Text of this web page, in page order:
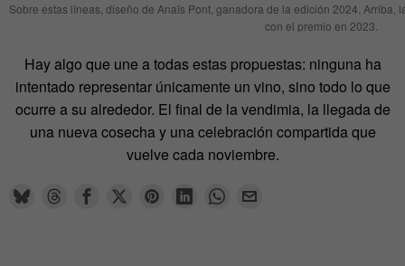
Sobre estas líneas, diseño de Anaïs Pont, ganadora de la edición 2024. Arriba,
con el premio en 2023.
Hay algo que une a todas estas propuestas: ninguna ha
intentado representar únicamente un vino, sino todo lo que
ocurre a su alrededor. El final de la vendimia, la llegada de
una nueva cosecha y una celebración compartida que
vuelve cada noviembre.